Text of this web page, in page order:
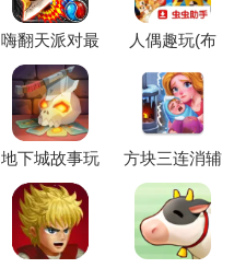
嗨翻天派对最
新手机版
人偶趣玩(布
戏)
地下城故事玩
家自制菜单
2026最新版本
方块三连消辅
助菜单(方块
消除游戏)